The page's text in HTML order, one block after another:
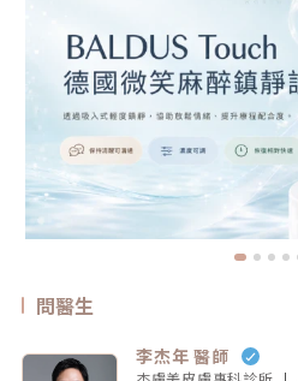
問醫生
李杰年 醫師